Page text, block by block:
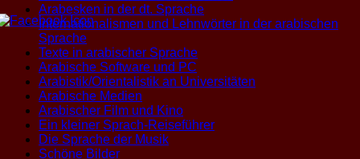
Arabesken in der dt. Sprache
Internationalismen und Lehnwörter in der arabischen
Sprache
Texte in arabischer Sprache
Arabische Software und PC
Arabistik/Orientalistik an Universitäten
Arabische Medien
Arabischer Film und Kino
Ein kleiner Sprach-Reiseführer
Die Sprache der Musik
Schöne Bilder